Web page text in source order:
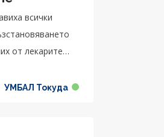
всички
от лекарите
УМБАЛ Токуда